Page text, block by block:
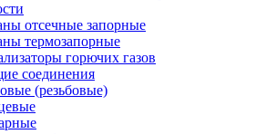
отсечные запорные
термозапорные
горючих газов
соединения
(резьбовые)